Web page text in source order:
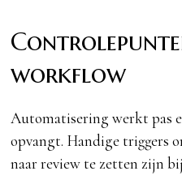
workflow
Automatisering werkt pas
opvangt. Handige triggers
naar review te zetten zijn